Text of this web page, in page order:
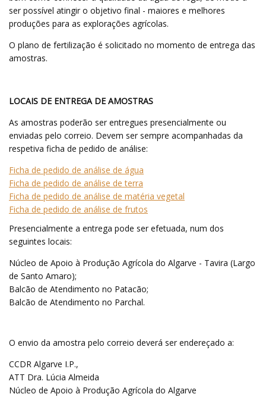
ser possível atingir o objetivo final - maiores e melhores
produções para as explorações agrícolas.
O plano de fertilização é solicitado no momento de entrega das
amostras.
LOCAIS DE ENTREGA DE AMOSTRAS
As amostras poderão ser entregues presencialmente ou
enviadas pelo correio. Devem ser sempre acompanhadas da
respetiva ficha de pedido de análise:
Ficha de pedido de análise de água
Ficha de pedido de análise de terra
Ficha de pedido de análise de matéria vegetal
Ficha de pedido de análise de frutos
Presencialmente a entrega pode ser efetuada, num dos
seguintes locais:
Núcleo de Apoio à Produção Agrícola do Algarve - Tavira (Largo
de Santo Amaro);
Balcão de Atendimento no Patacão;
Balcão de Atendimento no Parchal.
O envio da amostra pelo correio deverá ser endereçado a:
CCDR Algarve I.P.,
ATT Dra. Lúcia Almeida
Núcleo de Apoio à Produção Agrícola do Algarve